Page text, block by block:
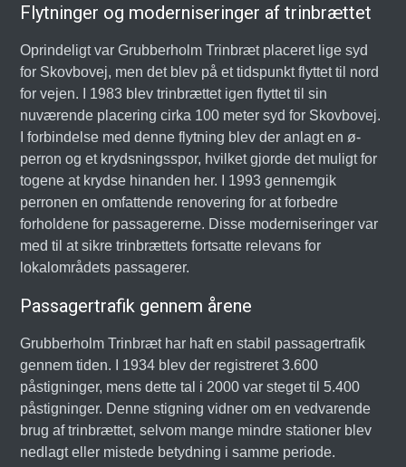
Flytninger og moderniseringer af trinbrættet
Oprindeligt var Grubberholm Trinbræt placeret lige syd
for Skovbovej, men det blev på et tidspunkt flyttet til nord
for vejen. I 1983 blev trinbrættet igen flyttet til sin
nuværende placering cirka 100 meter syd for Skovbovej.
I forbindelse med denne flytning blev der anlagt en ø-
perron og et krydsningsspor, hvilket gjorde det muligt for
togene at krydse hinanden her. I 1993 gennemgik
perronen en omfattende renovering for at forbedre
forholdene for passagererne. Disse moderniseringer var
med til at sikre trinbrættets fortsatte relevans for
lokalområdets passagerer.
Passagertrafik gennem årene
Grubberholm Trinbræt har haft en stabil passagertrafik
gennem tiden. I 1934 blev der registreret 3.600
påstigninger, mens dette tal i 2000 var steget til 5.400
påstigninger. Denne stigning vidner om en vedvarende
brug af trinbrættet, selvom mange mindre stationer blev
nedlagt eller mistede betydning i samme periode.